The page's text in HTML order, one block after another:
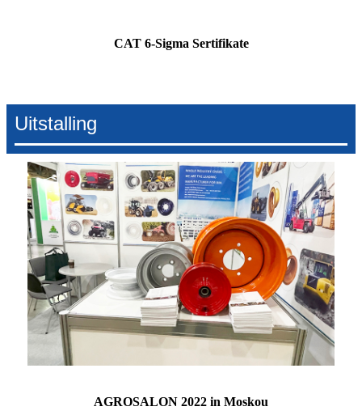
CAT 6-Sigma Sertifikate
Uitstalling
AGROSALON 2022 in Moskou